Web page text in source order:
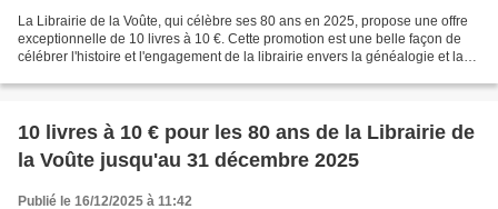
La Librairie de la Voûte, qui célèbre ses 80 ans en 2025, propose une offre
exceptionnelle de 10 livres à 10 €. Cette promotion est une belle façon de
célébrer l'histoire et l'engagement de la librairie envers la généalogie et la
10 livres à 10 € pour les 80 ans de la Librairie de
la Voûte jusqu'au 31 décembre 2025
Publié le 16/12/2025 à 11:42